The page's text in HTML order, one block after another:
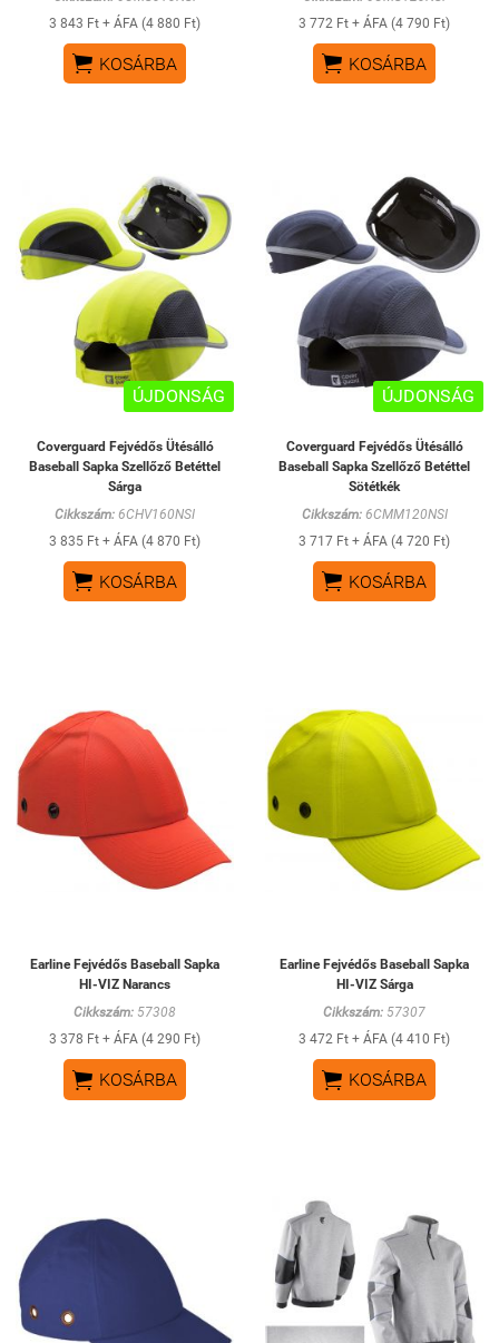
3 843 Ft + ÁFA (4 880 Ft)
 KOSÁRBA
3 772 Ft + ÁFA (4 790 Ft)
 KOSÁRBA
ÚJDONSÁG
Coverguard Fejvédős Ütésálló
Baseball Sapka Szellőző Betéttel
Sárga
Cikkszám: 6CHV160NSI
3 835 Ft + ÁFA (4 870 Ft)
 KOSÁRBA
ÚJDONSÁG
Coverguard Fejvédős Ütésálló
Baseball Sapka Szellőző Betéttel
Sötétkék
Cikkszám:6CMM120NSI
3 717 Ft + ÁFA (4 720 Ft)
 KOSÁRBA
Earline Fejvédős Baseball Sapka
HI-VIZ Narancs
Cikkszám: 57308
3 378 Ft + ÁFA (4 290 Ft)
 KOSÁRBA
Earline Fejvédős Baseball Sapka
HI-VIZ Sárga
Cikkszám: 57307
3 472 Ft + ÁFA (4 410 Ft)
 KOSÁRBA